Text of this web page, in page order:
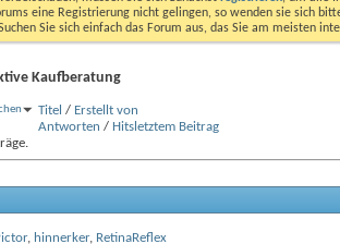
eine Registrierung nicht gelingen, so wenden sie sich
Sie sich einfach das Forum aus, das Sie am meisten
Kaufberatung
Titel / Erstellt von
Antworten / Hits letztem Beitrag
, hinnerker, RetinaReflex